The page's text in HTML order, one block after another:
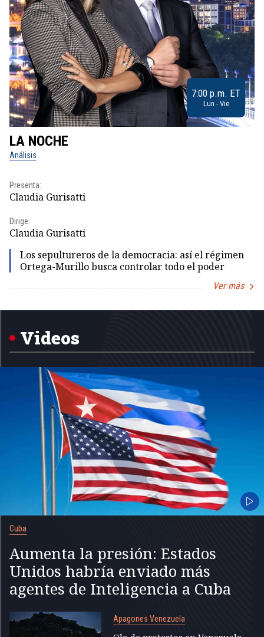
7:00 p.m. ET
Lun - Vie
LA NOCHE
Análisis
Presenta:
Claudia Gurisatti
Dirige:
Claudia Gurisatti
Los sepultureros de la democracia: así el régimen
Ortega-Murillo busca controlar todo el poder
Ver más
Videos
Cuba
Aumenta la presión: Estados
Unidos habría enviado más
agentes de Inteligencia a Cuba
Apagones Venezuela